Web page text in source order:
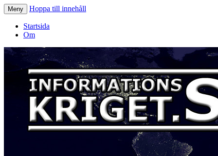
Informationskriget.se
Meny Hoppa till innehåll
Startsida
Om